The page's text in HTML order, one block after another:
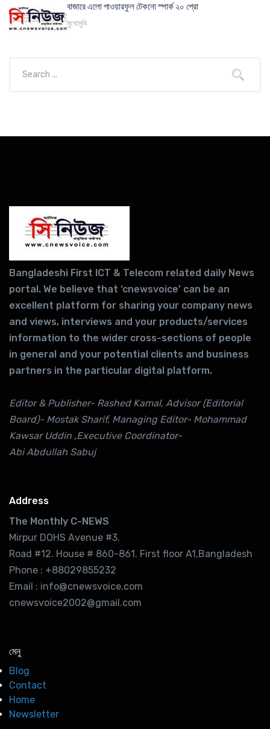
বাজারে এলো পাওয়ারফুল টেকনো স্পার্ক ২০ প্রো
মুখোমুখি
Bangladeshi First ICT & Telecom related daily News
portal. We believe that ‘cnewsvoice’ can be an
excellent platform for sharing your company news
and views, interviews and your products/services
information to the wider cross-sections of people
in general and your potential clients and business
partners in the particular digital platform.
Editor & Publisher- Rashed Kamal, Advisor (Editorial
Board)- Mostak Sharif, Managing Editor- Mohammad
Kawsar Uddin ,Executive Coordinator-
Abi Abdullah Sabuj
Address
The Monthly C-NEWS
Mirpur DOHS Avenue #3.
Road #12. House # 860-861. First floor A1,Bangladesh
Phone : +88029855232
Email : info@cnewsvoice.com
cnewsvoice2002@gmail.com
মেনু
Blog
Contact
Home
Newsletter